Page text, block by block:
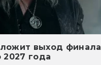
выход финала
2027 года